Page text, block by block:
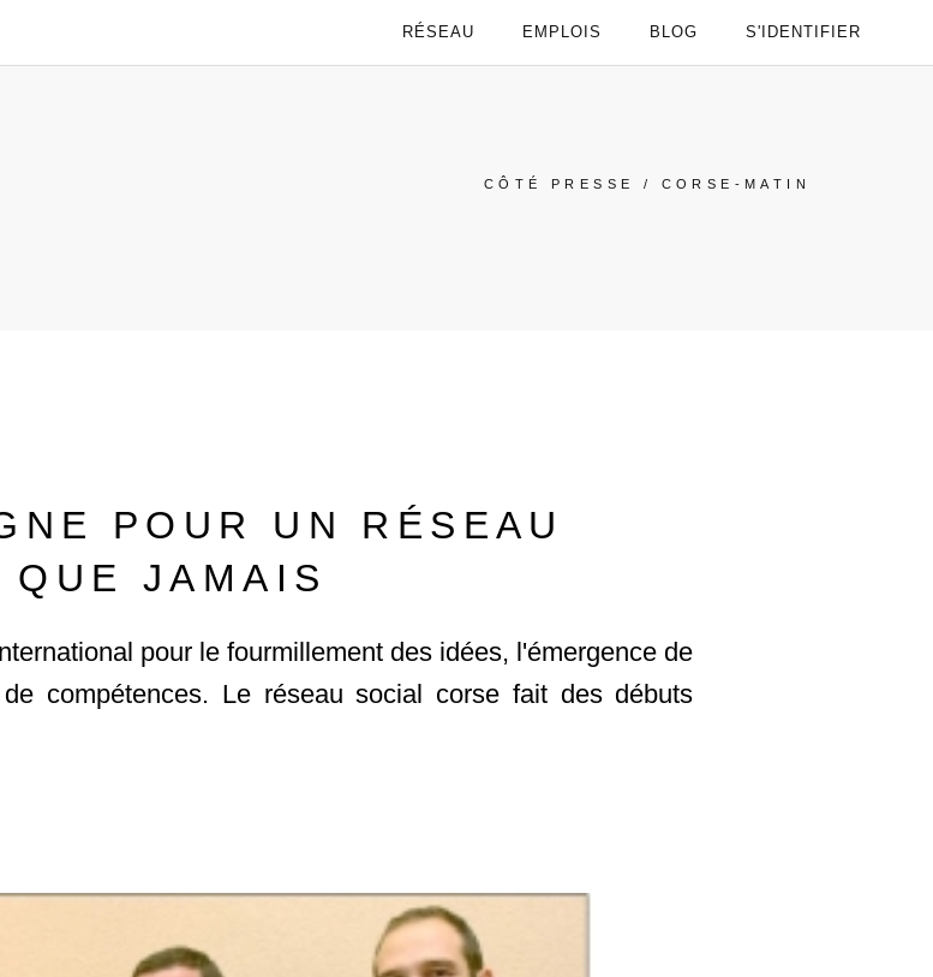
RÉSEAU EMPLOIS BLOG S'IDENTIFIER
CÔTÉ PRESSE / CORSE-MATIN
POUR UN RÉSEAU
JAMAIS
pour le fourmillement des idées, l'émergence de
compétences. Le réseau social corse fait des débuts